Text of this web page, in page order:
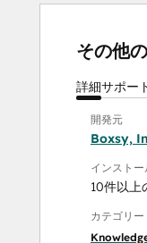
その他
詳細サポー
開発元
Boxsy,
インストー
10件以上
カテゴリー